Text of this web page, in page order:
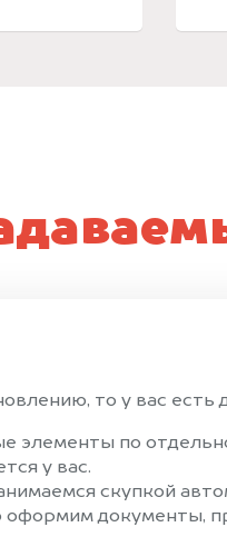
то у вас есть
элементы по
у вас.
скупкой
документы,